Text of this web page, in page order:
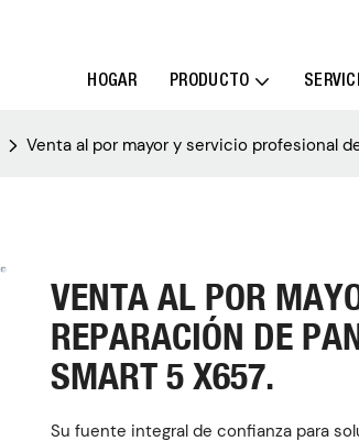
HOGAR PRODUCTO
Venta al por mayor y servicio profesional
VENTA AL POR
REPARACIÓN DE
SMART 5 X657.
Su fuente integral de confianza para